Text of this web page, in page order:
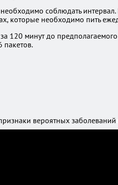
соблюдать
которые необходимо пить
120 минут до
пакетов.
вероятных